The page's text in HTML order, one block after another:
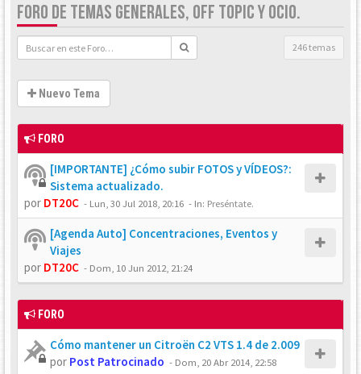
FORO DE TEMAS GENERALES, OFF TOPIC Y OCIO.
246 temas
Nuevo Tema
FORO
[IMPORTANTE] ¿Cómo subir FOTOS y VÍDEOS?:
Sistema actualizado.
por DT20C - Lun, 30 Jul 2018, 20:16 - In: Preséntate.
[Agenda Auto] Concentraciones, Eventos y
Viajes
por DT20C - Dom, 10 Jun 2012, 21:24
FORO
Cómo mantener un Citroën C2 VTS 1.4 de 2.009
por Post Patrocinado - Dom, 20 Abr 2014, 22:58